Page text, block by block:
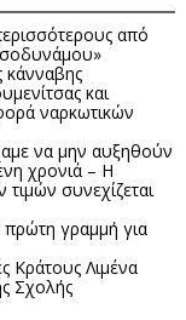
από
κάνναβης
και
ναρκωτικών
να μην αυξηθούν
χρονιά – Η
συνεχίζεται
πρώτη γραμμή για
Κράτους Λιμένα
Σχολής